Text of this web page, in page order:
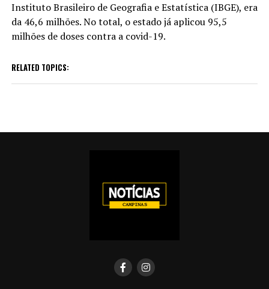
Instituto Brasileiro de Geografia e Estatística (IBGE), era
da 46,6 milhões. No total, o estado já aplicou 95,5
milhões de doses contra a covid-19.
RELATED TOPICS: